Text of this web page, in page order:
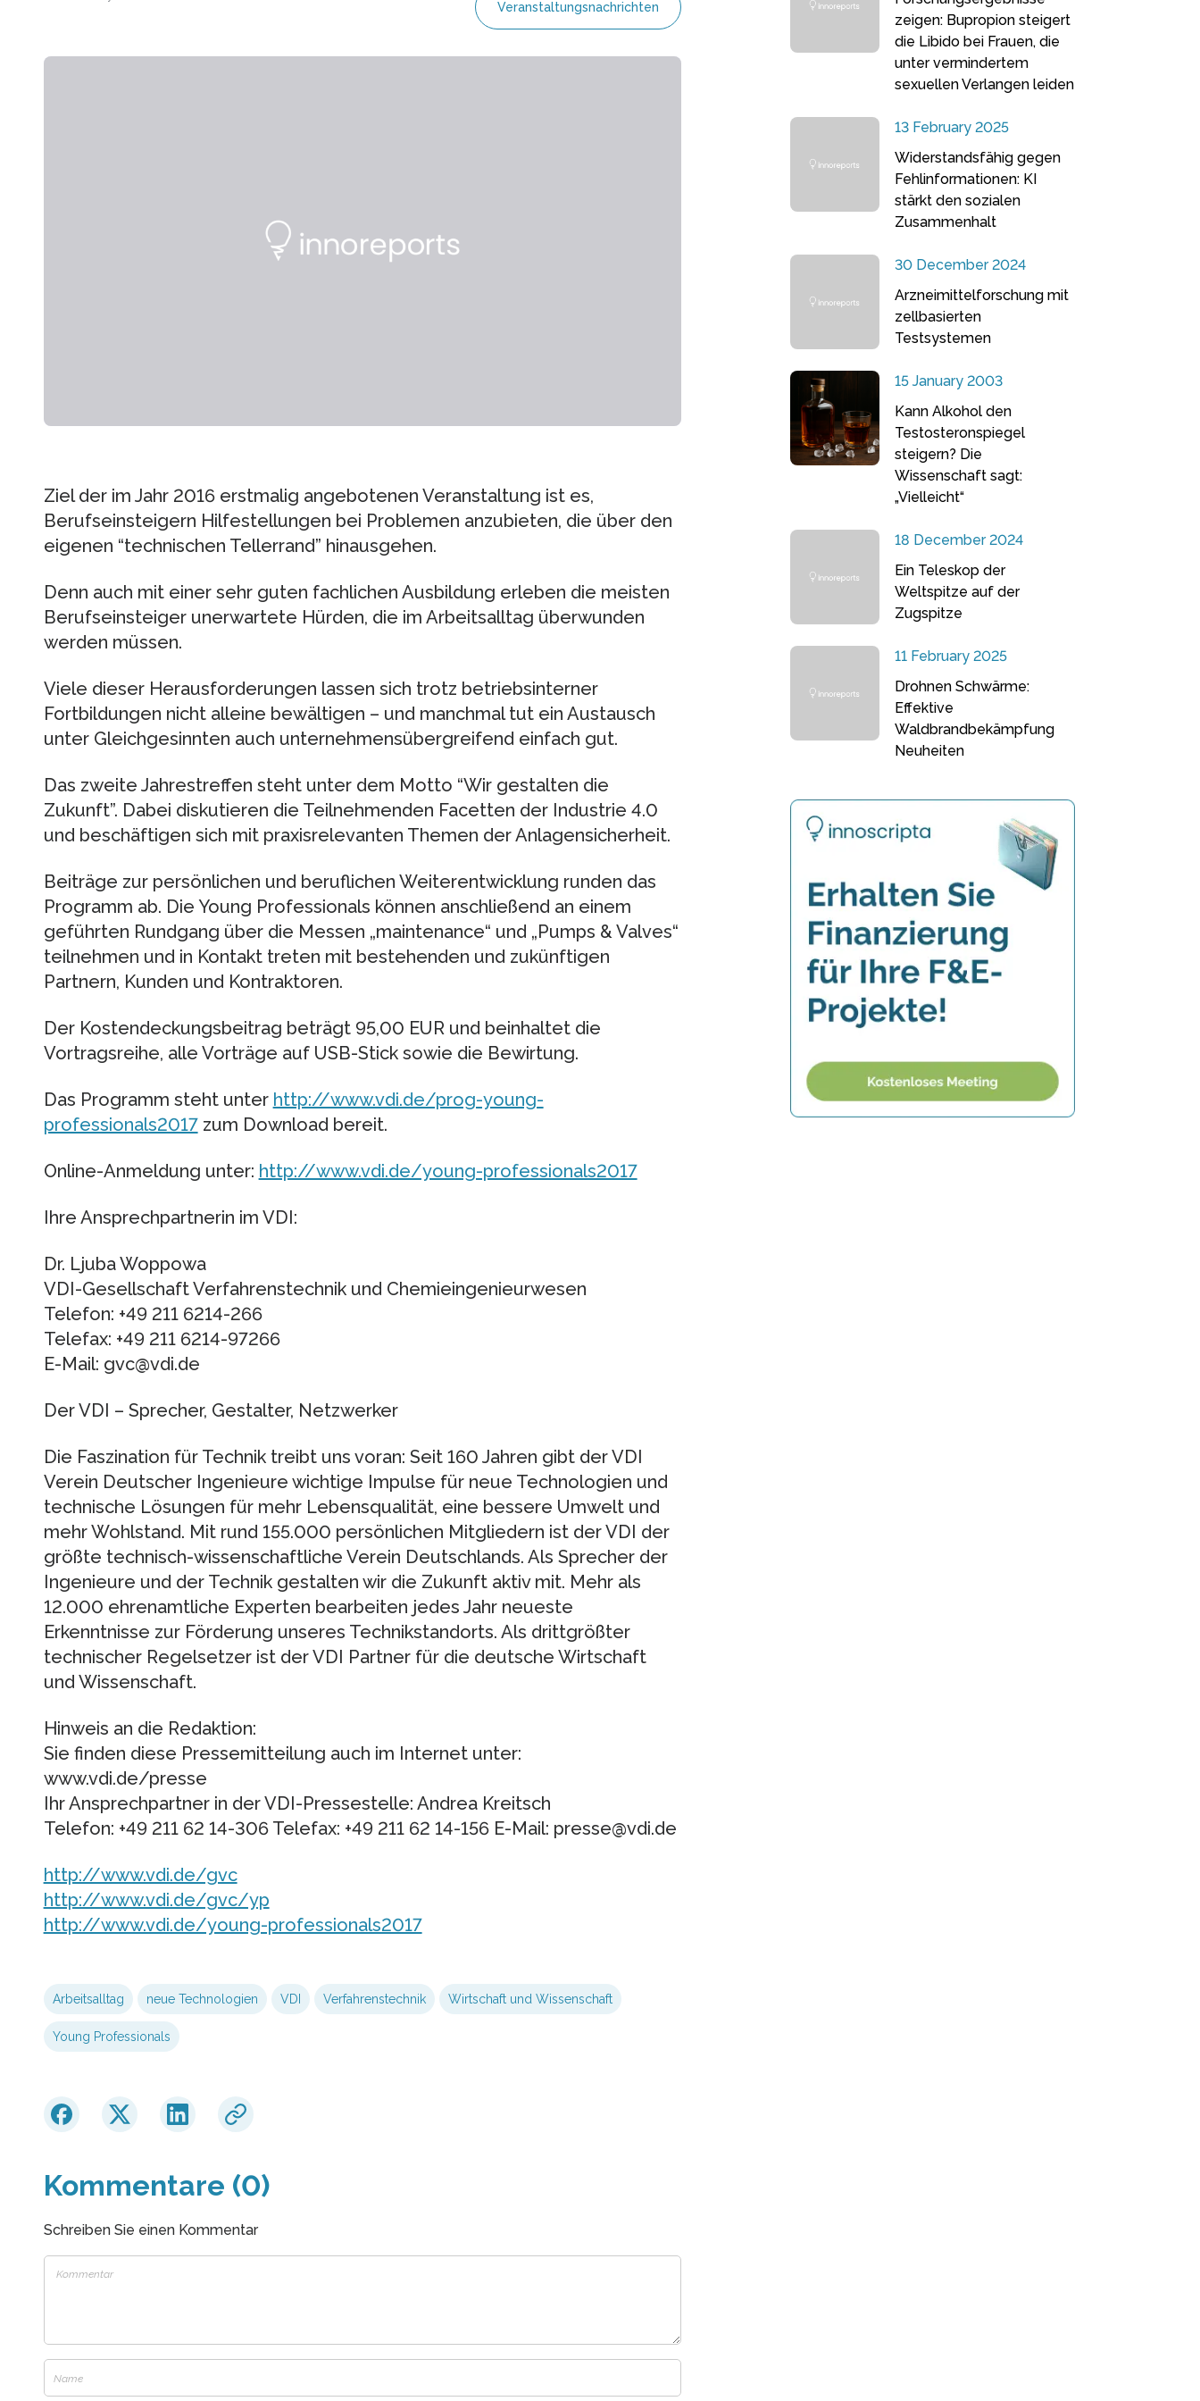
Veranstaltungsnachrichten
Ziel der im Jahr 2016 erstmalig angebotenen Veranstaltung ist es,
Berufseinsteigern Hilfestellungen bei Problemen anzubieten, die über den
eigenen “technischen Tellerrand” hinausgehen.
Denn auch mit einer sehr guten fachlichen Ausbildung erleben die meisten
Berufseinsteiger unerwartete Hürden, die im Arbeitsalltag überwunden
werden müssen.
Viele dieser Herausforderungen lassen sich trotz betriebsinterner
Fortbildungen nicht alleine bewältigen – und manchmal tut ein Austausch
unter Gleichgesinnten auch unternehmensübergreifend einfach gut.
Das zweite Jahrestreffen steht unter dem Motto “Wir gestalten die
Zukunft”. Dabei diskutieren die Teilnehmenden Facetten der Industrie 4.0
und beschäftigen sich mit praxisrelevanten Themen der Anlagensicherheit.
Beiträge zur persönlichen und beruflichen Weiterentwicklung runden das
Programm ab. Die Young Professionals können anschließend an einem
geführten Rundgang über die Messen „maintenance“ und „Pumps & Valves“
teilnehmen und in Kontakt treten mit bestehenden und zukünftigen
Partnern, Kunden und Kontraktoren.
Der Kostendeckungsbeitrag beträgt 95,00 EUR und beinhaltet die
Vortragsreihe, alle Vorträge auf USB-Stick sowie die Bewirtung.
Das Programm steht unter http://www.vdi.de/prog-young-
professionals2017zum Download bereit.
Online-Anmeldung unter: http://www.vdi.de/young-professionals2017
Ihre Ansprechpartnerin im VDI:
Dr. Ljuba Woppowa
VDI-Gesellschaft Verfahrenstechnik und Chemieingenieurwesen
Telefon: +49 211 6214-266
Telefax: +49 211 6214-97266
E-Mail: gvc@vdi.de
Der VDI – Sprecher, Gestalter, Netzwerker
Die Faszination für Technik treibt uns voran: Seit 160 Jahren gibt der VDI
Verein Deutscher Ingenieure wichtige Impulse für neue Technologien und
technische Lösungen für mehr Lebensqualität, eine bessere Umwelt und
mehr Wohlstand. Mit rund 155.000 persönlichen Mitgliedern ist der VDI der
größte technisch-wissenschaftliche Verein Deutschlands. Als Sprecher der
Ingenieure und der Technik gestalten wir die Zukunft aktiv mit. Mehr als
12.000 ehrenamtliche Experten bearbeiten jedes Jahr neueste
Erkenntnisse zur Förderung unseres Technikstandorts. Als drittgrößter
technischer Regelsetzer ist der VDI Partner für die deutsche Wirtschaft
und Wissenschaft.
Hinweis an die Redaktion:
Sie finden diese Pressemitteilung auch im Internet unter:
www.vdi.de/presse
Ihr Ansprechpartner in der VDI-Pressestelle: Andrea Kreitsch
Telefon: +49 211 62 14-306 Telefax: +49 211 62 14-156 E-Mail: presse@vdi.de
http://www.vdi.de/gvc
http://www.vdi.de/gvc/yp
http://www.vdi.de/young-professionals2017
Arbeitsalltag neue Technologien VDI Verfahrenstechnik Wirtschaft und Wissenschaft
Young Professionals
Kommentare (0)
Schreiben Sie einen Kommentar
zeigen: Bupropion steigert
die Libido bei Frauen, die
unter vermindertem
sexuellen Verlangen leiden
13 February 2025
Widerstandsfähig gegen
Fehlinformationen: KI
stärkt den sozialen
Zusammenhalt
30 December 2024
Arzneimittelforschung mit
zellbasierten
Testsystemen
15 January 2003
Kann Alkohol den
Testosteronspiegel
steigern? Die
Wissenschaft sagt:
„Vielleicht“
18 December 2024
Ein Teleskop der
Weltspitze auf der
Zugspitze
11 February 2025
Drohnen Schwärme:
Effektive
Waldbrandbekämpfung
Neuheiten